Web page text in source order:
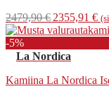
2479,90€
hinta
2479,90 €.
2355,91 €
-5%
La Nordica
Kamiina La Nordica